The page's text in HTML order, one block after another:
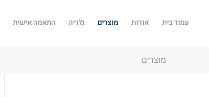
עמוד בית אודות מוצרים גלריה התאמה אישית
מוצרים